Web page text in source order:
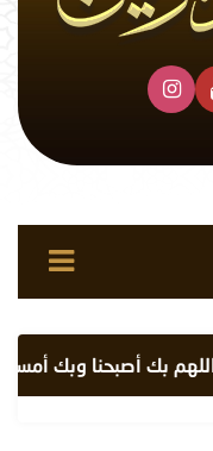
بك أصبحنا وبك